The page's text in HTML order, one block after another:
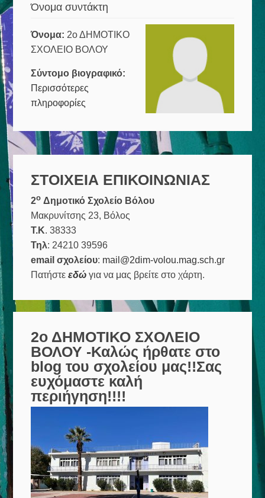
Αξίες
και
-Δ΄
και
Ε΄
Όνομα συντάκτη
Όνομα: 2ο ΔΗΜΟΤΙΚΟ
ΣΧΟΛΕΙΟ ΒΟΛΟΥ
Σύντομο βιογραφικό:
Περισσότερες
πληροφορίες
ΣΤΟΙΧΕΙΑ ΕΠΙΚΟΙΝΩΝΙΑΣ
2ο Δημοτικό Σχολείο Βόλου
Μακρυνίτσης 23, Βόλος
Τ.Κ. 38333
Τηλ: 24210 39596
email σχολείου: mail@2dim-volou.mag.sch.gr
Πατήστεεδώ για να μας βρείτε στο χάρτη.
2ο ΔΗΜΟΤΙΚΟ ΣΧΟΛΕΙΟ
ΒΟΛΟΥ -Καλώς ήρθατε στο
blog του σχολείου μας!!Σας
ευχόμαστε καλή
περιήγηση!!!!